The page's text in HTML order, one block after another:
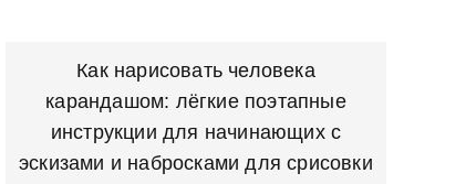
Как нарисовать человека
карандашом: лёгкие поэтапные
инструкции для начинающих с
эскизами и набросками для срисовки